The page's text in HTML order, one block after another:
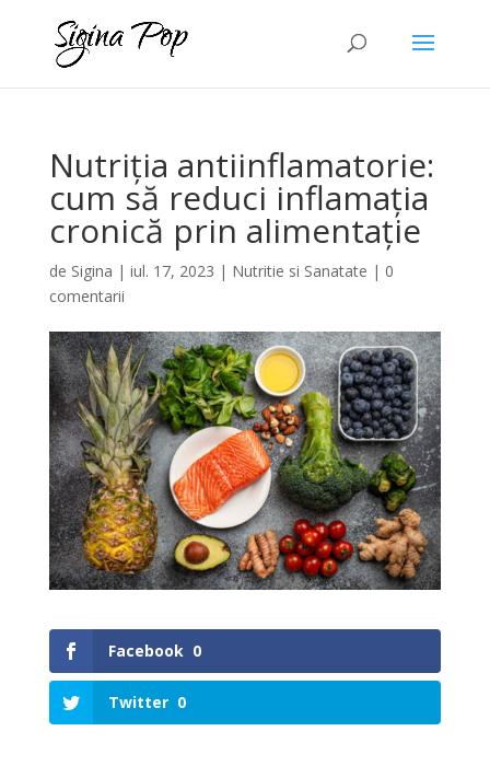
Nutriția antiinflamatorie:
cum să reduci inflamația
cronică prin alimentație
de Sigina | iul. 17, 2023 | Nutritie si Sanatate | 0
comentarii
Facebook 0
Twitter 0